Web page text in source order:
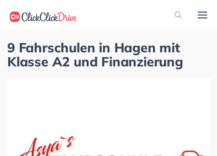
9 Fahrschulen in Hagen mit
Klasse A2 und Finanzierung